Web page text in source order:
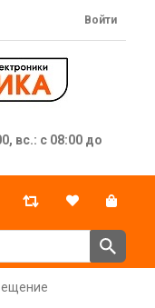
вс.: с 08:00 до
Войти